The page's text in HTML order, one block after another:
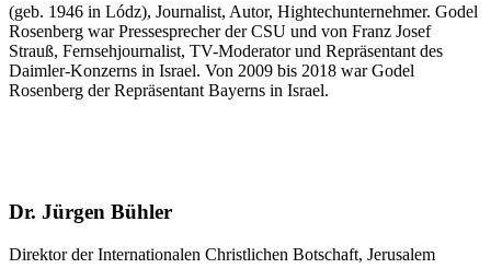
(geb. 1946 in Lódz), Journalist, Autor, High­techunternehmer. Godel
Rosenberg war Pressesprecher der CSU und von Franz Josef
Strauß, Fernsehjournalist, TV­-Moderator und Repräsen­tant des
Daimler­-Konzerns in Israel. Von 2009 bis 2018 war Godel
Rosenberg der Repräsentant Bayerns in Israel.
Dr. Jürgen Bühler
Direktor der Internationalen Christlichen Botschaft, Jerusalem